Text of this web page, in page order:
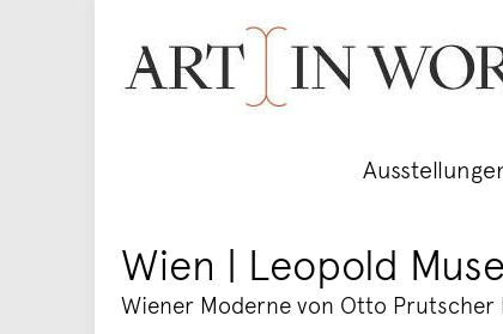
Wien | Leopold
Wiener Moderne von Otto Prutscher